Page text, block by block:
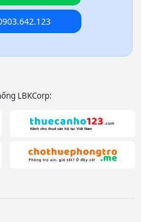
LBKCorp: